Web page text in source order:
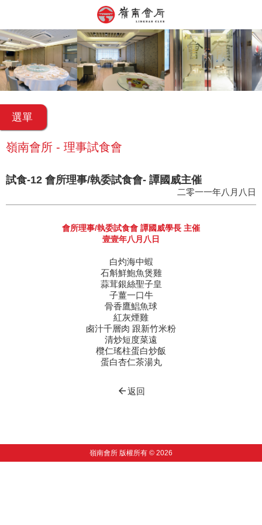
選單
嶺南會所 - 理事試食會
試食-12 會所理事/執委試食會- 譚國威主催
二零一一年八月八日
會所理事/執委試食會 譚國威學長 主催
壹壹年八月八日
白灼海中蝦
石斛鮮鮑魚煲雞
蒜茸銀絲聖子皇
子薑一口牛
骨香鷹鯧魚球
紅灰煙雞
卥汁千層肉 跟新竹米粉
清炒短度菜遠
欖仁瑤柱蛋白炒飯
蛋白杏仁茶湯丸
arrow_back返回
嶺南會所 版權所有 © 2026